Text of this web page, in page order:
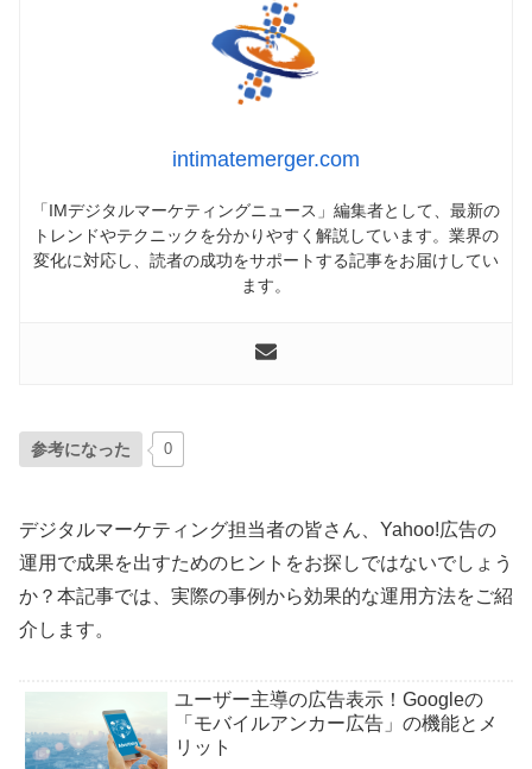
intimatemerger.com
「IMデジタルマーケティングニュース」編集者として、最新の
トレンドやテクニックを分かりやすく解説しています。業界の
変化に対応し、読者の成功をサポートする記事をお届けしてい
ます。
参考になった 0
デジタルマーケティング担当者の皆さん、Yahoo!広告の
運用で成果を出すためのヒントをお探しではないでしょう
か？本記事では、実際の事例から効果的な運用方法をご紹
介します。
ユーザー主導の広告表示！Googleの
「モバイルアンカー広告」の機能とメ
リット